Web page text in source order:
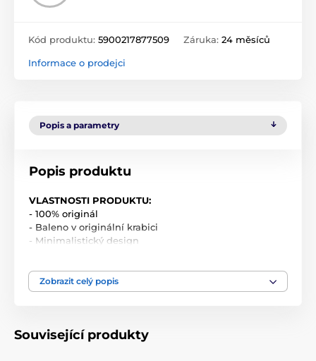
Kód produktu: 5900217877509 Záruka: 24 měsíců
Informace o prodejci
Popis a parametry
Popis produktu
VLASTNOSTI PRODUKTU:
- 100% originál
- Baleno v originální krabici
- Minimalistický design
SADA OBSAHUJE:
Zobrazit celý popis
Související produkty